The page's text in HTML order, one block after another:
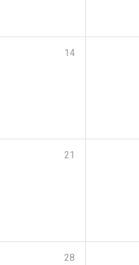
14
21
28